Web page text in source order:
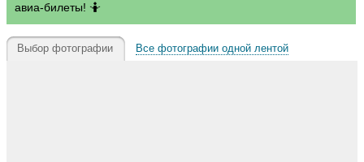
авиа-билеты! 🤷
Выбор фотографии Все фотографии одной лентой